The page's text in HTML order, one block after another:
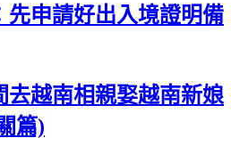
先申請好出入境證明備
去越南相親娶越南新娘
篇)